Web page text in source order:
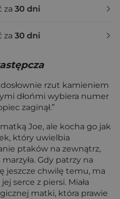
za 30 dni
za 30 dni
rzut kamieniem
dłońmi wybiera numer
zaginął.”
Joe, ale kocha go jak
który uwielbia
ptaków na zewnątrz,
Gdy patrzy na
jeszcze chwilę temu, ma
serce z piersi. Miała
matki, która prawie